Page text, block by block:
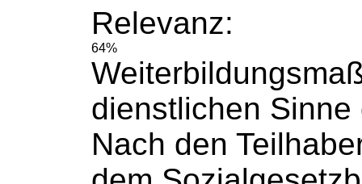
Relevanz:
64%
dienstlichen
Nach den